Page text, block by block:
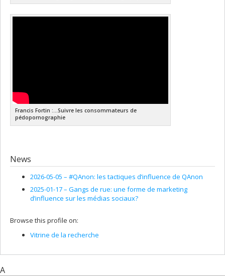
Francis Fortin :...Suivre les consommateurs de
pédopornographie
News
2026-05-05 – #QAnon: les tactiques d’influence de QAnon
2025-01-17 – Gangs de rue: une forme de marketing
d’influence sur les médias sociaux?
Browse this profile on:
Vitrine de la recherche
A